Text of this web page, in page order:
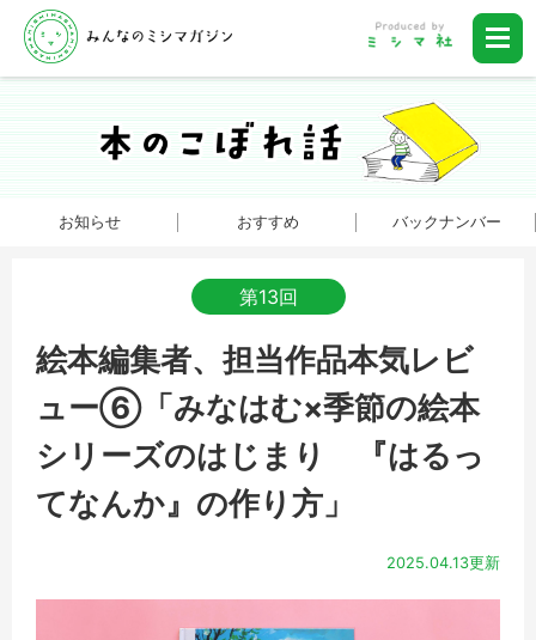
お知らせ おすすめ バックナンバー
第13回
絵本編集者、担当作品本気レビ
ュー⑥「みなはむ×季節の絵本
シリーズのはじまり 『はるっ
てなんか』の作り方」
2025.04.13更新